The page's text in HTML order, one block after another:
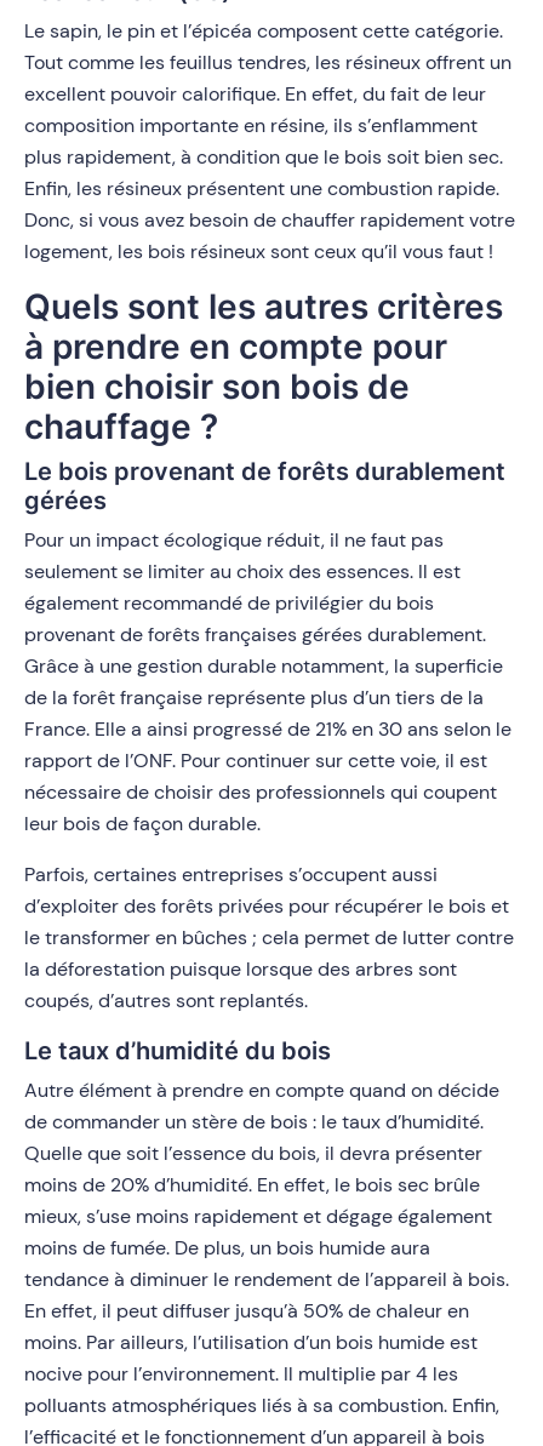
Le sapin, le pin et l’épicéa composent cette catégorie.
Tout comme les feuillus tendres, les résineux offrent un
excellent pouvoir calorifique. En effet, du fait de leur
composition importante en résine, ils s’enflamment
plus rapidement, à condition que le bois soit bien sec.
Enfin, les résineux présentent une combustion rapide.
Donc, si vous avez besoin de chauffer rapidement votre
logement, les bois résineux sont ceux qu’il vous faut !
Quels sont les autres critères
à prendre en compte pour
bien choisir son bois de
chauffage ?
Le bois provenant de forêts durablement
gérées
Pour un impact écologique réduit, il ne faut pas
seulement se limiter au choix des essences. Il est
également recommandé de privilégier du bois
provenant de forêts françaises gérées durablement.
Grâce à une gestion durable notamment, la superficie
de la forêt française représente plus d’un tiers de la
France. Elle a ainsi progressé de 21% en 30 ans selon le
rapport de l’ONF. Pour continuer sur cette voie, il est
nécessaire de choisir des professionnels qui coupent
leur bois de façon durable.
Parfois, certaines entreprises s’occupent aussi
d’exploiter des forêts privées pour récupérer le bois et
le transformer en bûches ; cela permet de lutter contre
la déforestation puisque lorsque des arbres sont
coupés, d’autres sont replantés.
Le taux d’humidité du bois
Autre élément à prendre en compte quand on décide
de commander un stère de bois : le taux d’humidité.
Quelle que soit l’essence du bois, il devra présenter
moins de 20% d’humidité. En effet, le bois sec brûle
mieux, s’use moins rapidement et dégage également
moins de fumée. De plus, un bois humide aura
tendance à diminuer le rendement de l’appareil à bois.
En effet, il peut diffuser jusqu’à 50% de chaleur en
moins. Par ailleurs, l’utilisation d’un bois humide est
nocive pour l’environnement. Il multiplie par 4 les
polluants atmosphériques liés à sa combustion. Enfin,
l’efficacité et le fonctionnement d’un appareil à bois